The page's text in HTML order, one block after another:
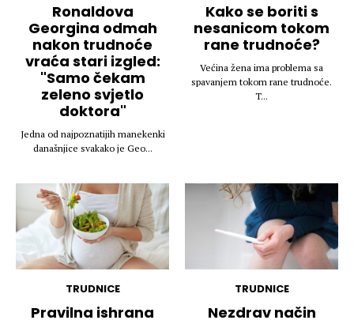
Ronaldova
Georgina odmah
nakon trudnoće
vraća stari izgled:
"Samo čekam
zeleno svjetlo
doktora"
Jedna od najpoznatijih manekenki
današnjice svakako je Geo...
Kako se boriti s
nesanicom tokom
rane trudnoće?
Većina žena ima problema sa
spavanjem tokom rane trudnoće.
T...
TRUDNICE
Pravilna ishrana
TRUDNICE
Nezdrav način